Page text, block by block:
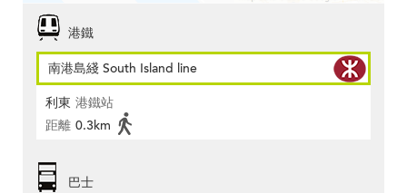
港鐵
南港島綫 South Island line
利東 港鐵站
距離 0.3km
巴士